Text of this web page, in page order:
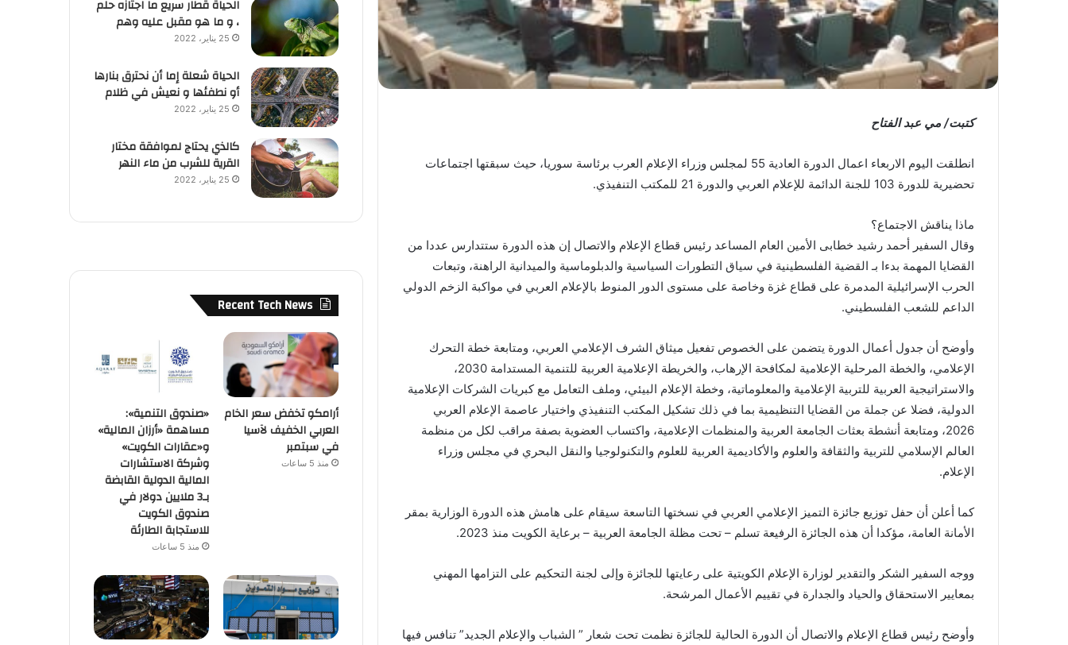
كتبت/ مي عبد الفتاح
انطلقت اليوم الاربعاء اعمال الدورة العادية 55 لمجلس وزراء الإعلام العرب برئاسة سوريا، حيث سبقتها اجتماعات
تحضيرية للدورة 103 للجنة الدائمة للإعلام العربي والدورة 21 للمكتب التنفيذي.
ماذا يناقش الاجتماع؟
وقال السفير أحمد رشيد خطابى الأمين العام المساعد رئيس قطاع الإعلام والاتصال إن هذه الدورة ستتدارس عددا من
القضايا المهمة بدءا بـ القضية الفلسطينية في سياق التطورات السياسية والدبلوماسية والميدانية الراهنة، وتبعات
الحرب الإسرائيلية المدمرة على قطاع غزة وخاصة على مستوى الدور المنوط بالإعلام العربي في مواكبة الزخم الدولي
الداعم للشعب الفلسطيني.
وأوضح أن جدول أعمال الدورة يتضمن على الخصوص تفعيل ميثاق الشرف الإعلامي العربي، ومتابعة خطة التحرك
الإعلامي، والخطة المرحلية الإعلامية لمكافحة الإرهاب، والخريطة الإعلامية العربية للتنمية المستدامة 2030،
والاستراتيجية العربية للتربية الإعلامية والمعلوماتية، وخطة الإعلام البيئي، وملف التعامل مع كبريات الشركات الإعلامية
الدولية، فضلا عن جملة من القضايا التنظيمية بما في ذلك تشكيل المكتب التنفيذي واختيار عاصمة الإعلام العربي
2026، ومتابعة أنشطة بعثات الجامعة العربية والمنظمات الإعلامية، واكتساب العضوية بصفة مراقب لكل من منظمة
العالم الإسلامي للتربية والثقافة والعلوم والأكاديمية العربية للعلوم والتكنولوجيا والنقل البحري في مجلس وزراء
الإعلام.
كما أعلن أن حفل توزيع جائزة التميز الإعلامي العربي في نسختها التاسعة سيقام على هامش هذه الدورة الوزارية بمقر
الأمانة العامة، مؤكدا أن هذه الجائزة الرفيعة تسلم – تحت مظلة الجامعة العربية – برعاية الكويت منذ 2023.
ووجه السفير الشكر والتقدير لوزارة الإعلام الكويتية على رعايتها للجائزة وإلى لجنة التحكيم على التزامها المهني
بمعايير الاستحقاق والحياد والجدارة في تقييم الأعمال المرشحة.
وأوضح رئيس قطاع الإعلام والاتصال أن الدورة الحالية للجائزة نظمت تحت شعار ” الشباب والإعلام الجديد” تنافس فيها
الحياة قطار سريع ما اجتازه حلم
، و ما هو مقبل عليه وهم
25 يناير، 2022
الحياة شعلة إما أن نحترق بنارها
أو نطفئها و نعيش في ظلام
25 يناير، 2022
كالذي يحتاج لموافقة مختار
القرية للشرب من ماء النهر
25 يناير، 2022
Recent Tech News
أرامكو تخفض سعر الخام
العربي الخفيف لآسيا
في سبتمبر
منذ 5 ساعات
«صندوق التنمية»:
مساهمة «أرزان المالية»
و«عقارات الكويت»
وشركة الاستشارات
المالية الدولية القابضة
بـ3 ملايين دولار في
صندوق الكويت
للاستجابة الطارئة
منذ 5 ساعات